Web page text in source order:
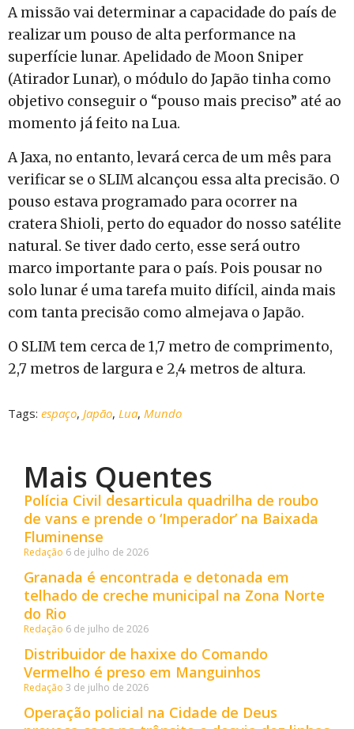
A missão vai determinar a capacidade do país de
realizar um pouso de alta performance na
superfície lunar. Apelidado de Moon Sniper
(Atirador Lunar), o módulo do Japão tinha como
objetivo conseguir o “pouso mais preciso” até ao
momento já feito na Lua.
A Jaxa, no entanto, levará cerca de um mês para
verificar se o SLIM alcançou essa alta precisão. O
pouso estava programado para ocorrer na
cratera Shioli, perto do equador do nosso satélite
natural. Se tiver dado certo, esse será outro
marco importante para o país. Pois pousar no
solo lunar é uma tarefa muito difícil, ainda mais
com tanta precisão como almejava o Japão.
O SLIM tem cerca de 1,7 metro de comprimento,
2,7 metros de largura e 2,4 metros de altura.
Tags: espaço, Japão, Lua, Mundo
Mais Quentes
Polícia Civil desarticula quadrilha de roubo
de vans e prende o ‘Imperador’ na Baixada
Fluminense
Redação 6 de julho de 2026
Granada é encontrada e detonada em
telhado de creche municipal na Zona Norte
do Rio
Redação 6 de julho de 2026
Distribuidor de haxixe do Comando
Vermelho é preso em Manguinhos
Redação 3 de julho de 2026
Operação policial na Cidade de Deus